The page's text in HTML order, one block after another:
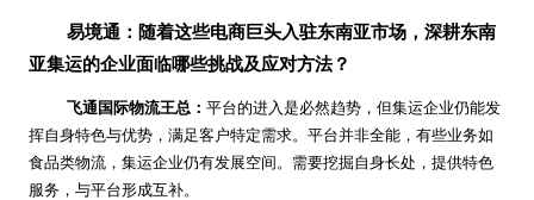
易境通：随着这些电商巨头入驻东南亚市场，深耕东南
亚集运的企业面临哪些挑战及应对方法？
飞通国际物流王总： 平台的进入是必然趋势，但集运企业仍能发
挥自身特色与优势，满足客户特定需求。平台并非全能，有些业务如
食品类物流，集运企业仍有发展空间。需要挖掘自身长处，提供特色
服务，与平台形成互补。